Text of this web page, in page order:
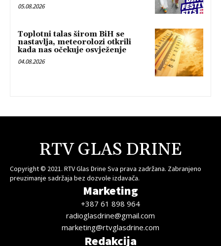
05.08.2026
Toplotni talas širom BiH se
nastavlja, meteorolozi otkrili
kada nas očekuje osvježenje
04.08.2026
RTV GLAS DRINE
Copyright © 2021. RTV Glas Drine Sva prava zadržana. Zabranjeno
preuzimanje sadržaja bez dozvole izdavača.
Marketing
+387 61 898 964
radioglasdrine@gmail.com
marketing@rtvglasdrine.com
Redakcija